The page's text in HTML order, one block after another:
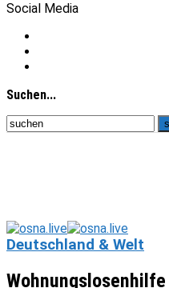
Social Media
Suchen...
Deutschland & Welt